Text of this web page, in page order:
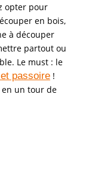
opter pour
en bois,
à découper
partout ou
Le must : le
passoire!
un tour de